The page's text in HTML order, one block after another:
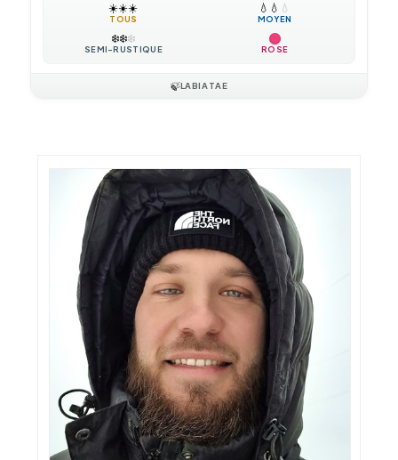
☀️☀️☀️
TOUS
💧 💧 💧
MOYEN
❄️❄️❄️
SEMI-RUSTIQUE ROSE
🍃LABIATAE